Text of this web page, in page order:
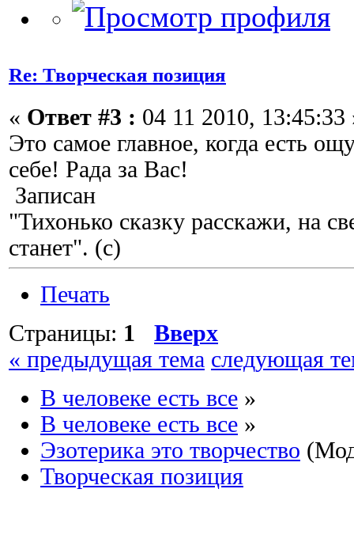
Re: Творческая позиция
« Ответ #3 : 04 11 2010, 13:45:33
Это самое главное, когда есть
себе! Рада за Вас!
Записан
"Тихонько сказку расскажи, на
станет". (с)
Печать
Страницы: 1
Вверх
« предыдущая тема следующая
В человеке есть все »
В человеке есть все »
Эзотерика это творчество
Творческая позиция